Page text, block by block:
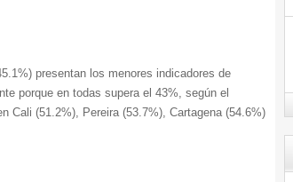
presentan los menores indicadores de
porque en todas supera el 43%, según el
Cali (51.2%), Pereira (53.7%), Cartagena (54.6%)